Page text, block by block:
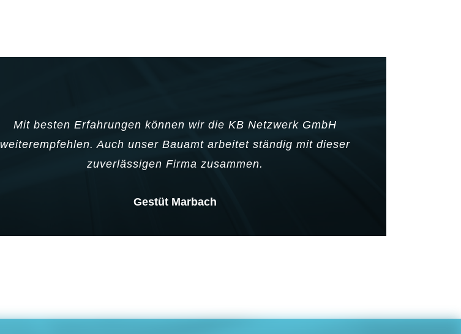
Mit besten Erfahrungen können wir die KB Netzwerk GmbH
weiterempfehlen. Auch unser Bauamt arbeitet ständig mit dieser
zuverlässigen Firma zusammen.
Gestüt Marbach